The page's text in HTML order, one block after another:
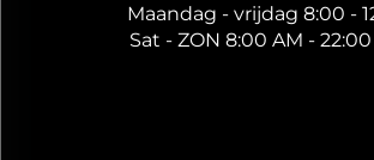
Maandag - vrijdag 8:00 -
Sat - ZON 8:00 AM -